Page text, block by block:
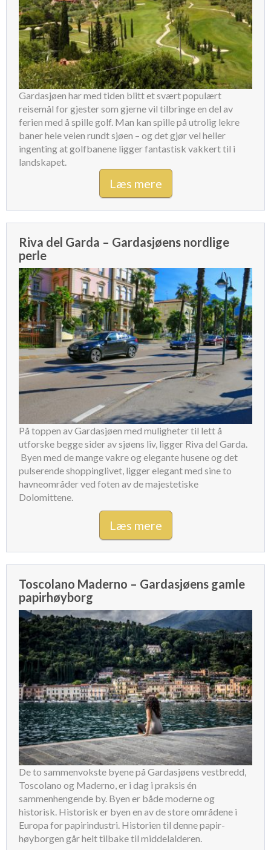
Gardasjøen har med tiden blitt et svært populært
reisemål for gjester som gjerne vil tilbringe en del av
ferien med å spille golf. Man kan spille på utrolig lekre
baner hele veien rundt sjøen – og det gjør vel heller
ingenting at golfbanene ligger fantastisk vakkert til i
landskapet.
Læs mere
Riva del Garda – Gardasjøens nordlige
perle
På toppen av Gardasjøen med muligheter til lett å
utforske begge sider av sjøens liv, ligger Riva del Garda.
Byen med de mange vakre og elegante husene og det
pulserende shoppinglivet, ligger elegant med sine to
havneområder ved foten av de majestetiske
Dolomittene.
Læs mere
Toscolano Maderno – Gardasjøens gamle
papirhøyborg
De to sammenvokste byene på Gardasjøens vestbredd,
Toscolano og Maderno, er i dag i praksis én
sammenhengende by. Byen er både moderne og
historisk. Historisk er byen en av de store områdene i
Europa for papirindustri. Historien til denne papir-
høyborgen går helt tilbake til middelalderen.